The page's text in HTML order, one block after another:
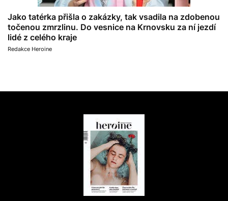
Jako tatérka přišla o zakázky, tak vsadila na zdobenou
točenou zmrzlinu. Do vesnice na Krnovsku za ní jezdí
lidé z celého kraje
Redakce Heroine